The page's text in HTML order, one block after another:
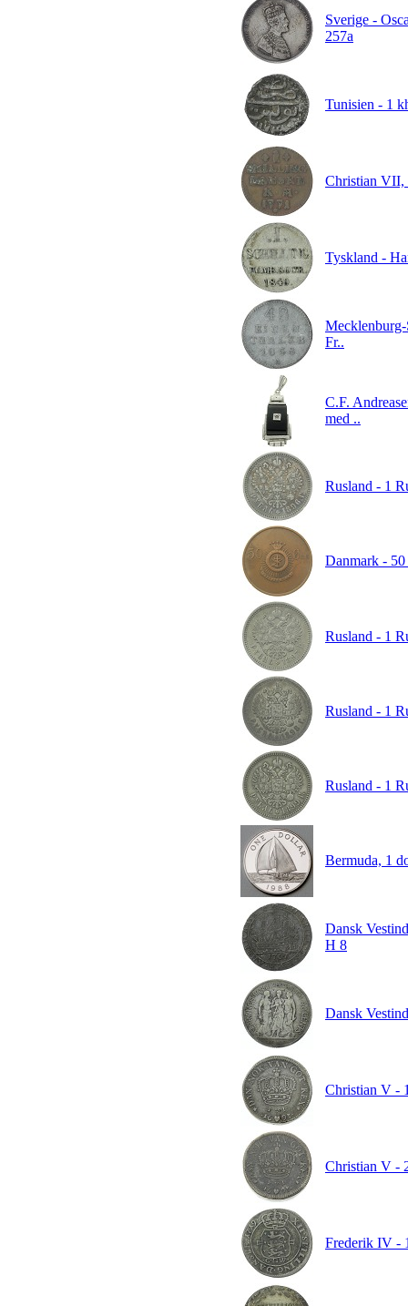
Sverige -
257a
Tunisien - 1
Christian VII,
Tyskland -
Fr..
C.F.
med ..
Rusland - 1
Danmark -
Rusland - 1
Rusland - 1
Rusland - 1
Bermuda, 1
Dansk
H 8
Dansk
Christian V -
Christian V -
Frederik IV -